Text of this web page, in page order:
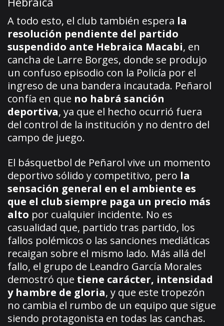
A todo esto, el club también espera la
resolución pendiente del partido
suspendido ante Hebraica Macabi, en
cancha de Larre Borges, donde se produjo
un confuso episodio con la Policía por el
ingreso de una bandera incautada. Peñarol
confía en que no habrá sanción
deportiva, ya que el hecho ocurrió fuera
del control de la institución y no dentro del
campo de juego.
El básquetbol de Peñarol vive un momento
deportivo sólido y competitivo, pero la
sensación general en el ambiente es
que el club siempre paga un precio más
alto por cualquier incidente. No es
casualidad que, partido tras partido, los
fallos polémicos o las sanciones mediáticas
recaigan sobre el mismo lado. Más allá del
fallo, el grupo de Leandro García Morales
demostró que tiene carácter, intensidad
y hambre de gloria, y que este tropezón
no cambia el rumbo de un equipo que sigue
siendo protagonista en todas las canchas.